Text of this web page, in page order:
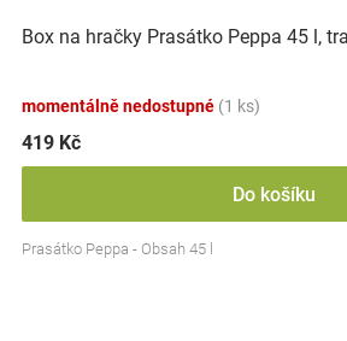
Box na hračky Prasátko Peppa 45 l,
momentálně nedostupné (1 ks)
419 Kč
Do košíku
Prasátko Peppa - Obsah 45 l